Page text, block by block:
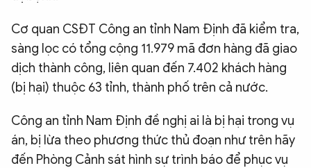
Cơ quan CSĐT Công an tỉnh Nam Định đã kiểm tra,
sàng lọc có tổng cộng 11.979 mã đơn hàng đã giao
dịch thành công, liên quan đến 7.402 khách hàng
(bị hại) thuộc 63 tỉnh, thành phố trên cả nước.
Công an tỉnh Nam Định đề nghị ai là bị hại trong vụ
án, bị lừa theo phương thức thủ đoạn như trên hãy
đến Phòng Cảnh sát hình sự trình báo để phục vụ